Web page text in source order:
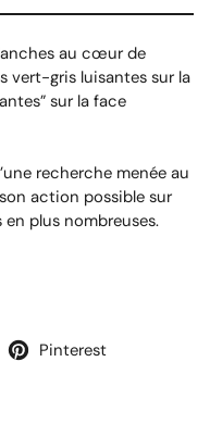
au cœur de
vert-gris luisantes sur la
sur la face
recherche menée au
action possible sur
plus nombreuses.
Pinterest